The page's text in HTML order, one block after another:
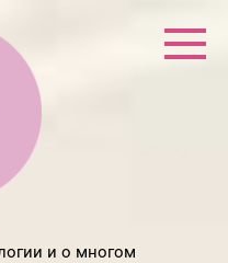
и о многом